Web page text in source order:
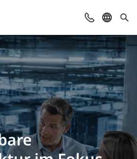
KontaktSprache